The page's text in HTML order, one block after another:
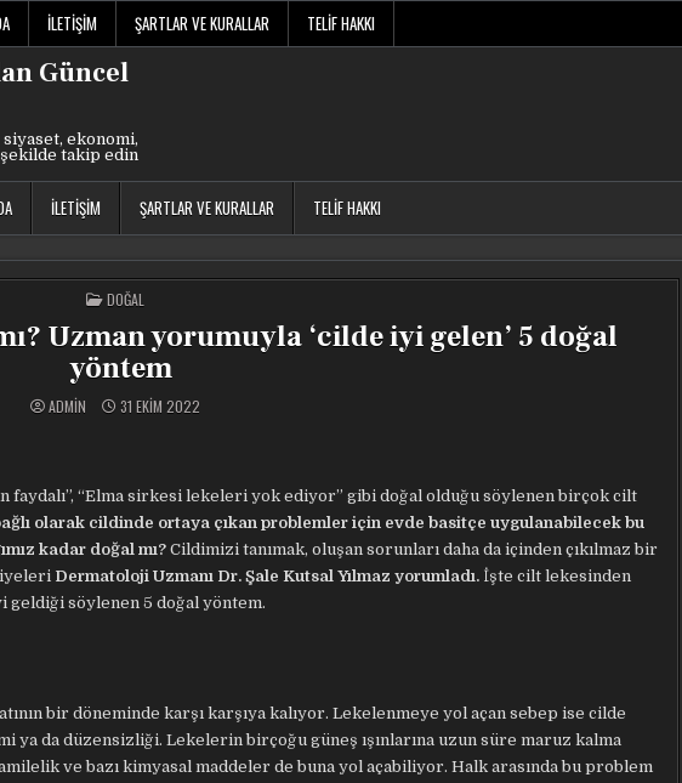
İLETIŞIM ŞARTLAR VE KURALLAR TELIF HAKKI
Güncel
ekonomi,
takip edin
İLETIŞIM ŞARTLAR VE KURALLAR TELIF HAKKI
POSTED
IN
DOĞAL
Uzman yorumuyla ‘cilde iyi gelen’ 5 doğal
yöntem
ADMIN 31 EKIM 2022
faydalı”, “Elma sirkesi lekeleri yok ediyor” gibi doğal olduğu söylenen birçok cilt
olarak cildinde ortaya çıkan problemler için evde basitçe uygulanabilecek bu
kadar doğal mı?Cildimizi tanımak, oluşan sorunları daha da içinden çıkılmaz bir
Dermatoloji Uzmanı Dr. Şale Kutsal Yılmaz yorumladı. İşte cilt lekesinden
geldiği söylenen 5 doğal yöntem.
bir döneminde karşı karşıya kalıyor. Lekelenmeye yol açan sebep ise cilde
da düzensizliği. Lekelerin birçoğu güneş ışınlarına uzun süre maruz kalma
ve bazı kimyasal maddeler de buna yol açabiliyor. Halk arasında bu problem